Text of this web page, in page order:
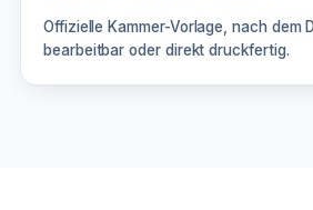
Offizielle Kammer-Vorlage, nach dem
bearbeitbar oder direkt druckfertig.